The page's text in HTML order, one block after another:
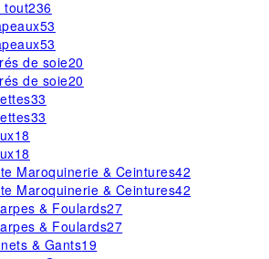
tout236
53
53
de soie20
de soie20
33
33
18
18
Maroquinerie & Ceintures42
Maroquinerie & Ceintures42
& Foulards27
& Foulards27
& Gants19